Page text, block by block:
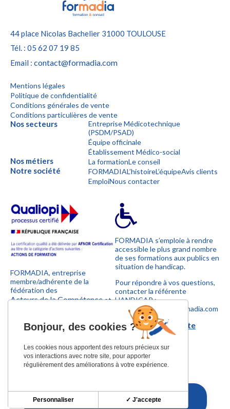
44 place Nicolas Bachelier 31000 TOULOUSE
Tél. : 05 62 07 19 85
Email : contact@formadia.com
Mentions légales
Politique de confidentialité
Conditions générales de vente
Conditions particulières de vente
Nos secteurs
Entreprise Médicotechnique
(PSDM/PSAD)
Équipe officinale
Établissement Médico-social
Nos métiers La formationLe conseil
Notre société FORMADIAL’histoireL’équipeAvis clients
EmploiNous contacter
FORMADIA, entreprise
membre/adhérente de la
fédération des
Acteurs de la Compétenceet
FORMADIA s’emploie à rendre
accessible le plus grand nombre
de ses formations aux publics en
situation de handicap.
Pour répondre à vos questions,
contacter la référente
HANDICAP :
sylvie.marconnet@formadia.com
Télécharger la charte
handicap
Bonjour, des cookies ?
Les cookies nous apportent des retours précieux sur
vos interactions avec notre site, pour apporter
régulièrement des améliorations à votre expérience.
✓ J'accepte
Personnaliser